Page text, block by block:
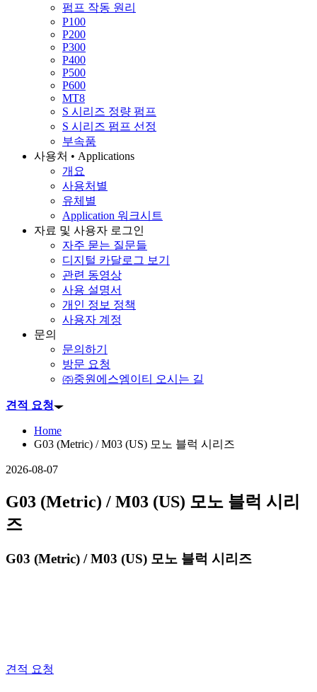
펌프 작동 원리
P100
P200
P300
P400
P500
P600
MT8
S 시리즈 정량 펌프
S 시리즈 펌프 선정
부속품
사용처 • Applications
개요
사용처별
유체별
Application 워크시트
자료 및 사용자 로그인
자주 묻는 질문들
디지털 카달로그 보기
관련 동영상
사용 설명서
개인 정보 정책
사용자 계정
문의
문의하기
방문 요청
㈜중원에스엠이티 오시는 길
견적 요청
Home
G03 (Metric) / M03 (US) 모노 블럭 시리즈
2026-08-07
G03 (Metric) / M03 (US) 모노 블럭 시리
즈
G03 (Metric) / M03 (US) 모노 블럭 시리즈
견적 요청